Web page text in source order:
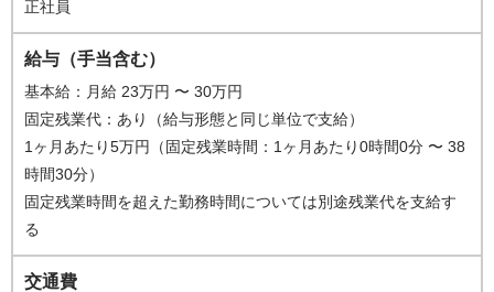
正社員
給与（手当含む）
基本給：月給 23万円 〜 30万円
固定残業代：あり（給与形態と同じ単位で支給）
1ヶ月あたり5万円（固定残業時間：1ヶ月あたり0時間0分 〜 38
時間30分）
固定残業時間を超えた勤務時間については別途残業代を支給す
る
交通費